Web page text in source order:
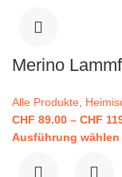
Merino
Alle Produkte
CHF 89.00 – CHF
Ausführung wählen